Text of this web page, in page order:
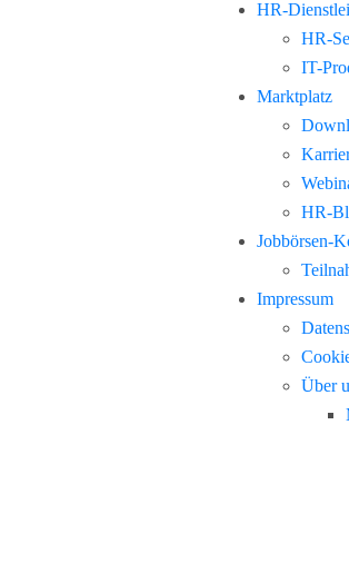
HR-
HR-
IT-
Marktplatz
HR-
Jobbörsen-
Impressum
Über